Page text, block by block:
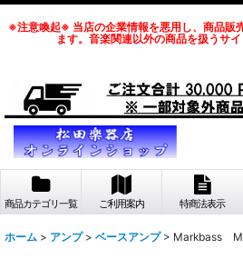
※注意喚起※ 当店の企業情報を悪用し、商品販
ます。音楽関連以外の商品を扱うサイ
商品カテゴリ一覧 ご利用案内 特商法表示
ホーム > アンプ > ベースアンプ > Markbass